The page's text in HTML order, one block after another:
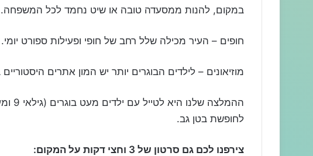
במקום, להנות ממסעדה טובה או שיט נחמד לכל המשפחה.
חופים – העיר מכילה שלל רחב של חופי ופעילות ספורט יומי.
מוזיאונים – לילדים הבוגרים יותר יש המון אתרים היסטוריים
לחופשת בטן גב.
צירפנו לכם גם סרטון של 3 וחצי דקות על המקום: